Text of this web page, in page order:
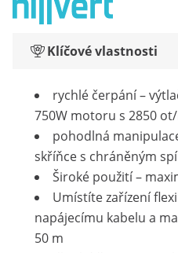
Klíčové vlastnosti
rychlé čerpání –
750W motoru s 2850
pohodlná
skříňce s chráněným
Široké použití –
Umístíte zařízení
napájecímu kabelu a
50 m